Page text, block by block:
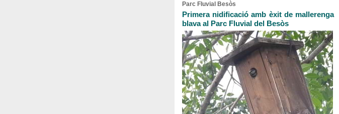
Parc Fluvial Besòs
Primera nidificació amb èxit de mallerenga
blava al Parc Fluvial del Besòs